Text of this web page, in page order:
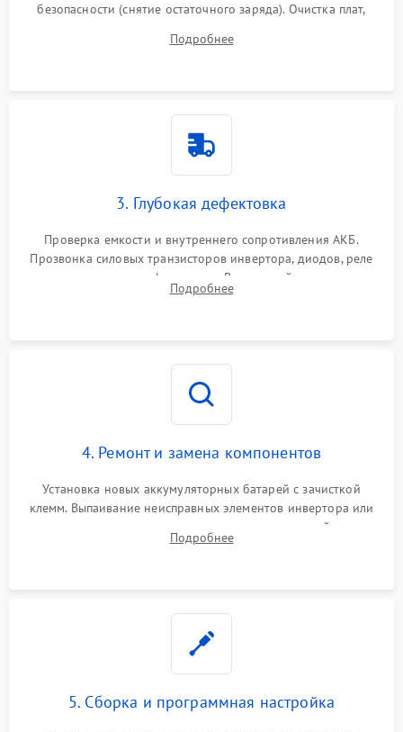
безопасности (снятие остаточного заряда). Очистка плат,
и кистей для предотвращения перегрева и замыканий.
Подробнее
3. Глубокая дефектовка
Проверка емкости и внутреннего сопротивления АКБ.
Прозвонка силовых транзисторов инвертора, диодов, реле
переключения и трансформатора. Визуальный поиск вздутых
конденсаторов и прогаров на печатной плате.
Подробнее
4. Ремонт и замена компонентов
Установка новых аккумуляторных батарей с зачисткой
клемм. Выпаивание неисправных элементов инвертора или
цепи зарядки и монтаж новых радиодеталей.
Восстановление поврежденных токоведущих дорожек и
Подробнее
5. Сборка и программная настройка